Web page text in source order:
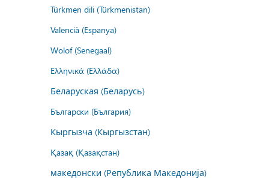
Türkmen dili (Türkmenistan)
Valencià (Espanya)
Wolof (Senegaal)
Ελληνικά (Ελλάδα)
Беларуская (Беларусь)
Български (България)
Кыргызча (Кыргызстан)
Қазақ (Қазақстан)
македонски (Република Македонија)